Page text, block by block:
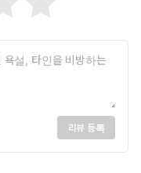
리뷰 등록